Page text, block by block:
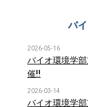
バ
2026-05-16
バイオ環境学
催!!
2026-03-14
バイオ環境学